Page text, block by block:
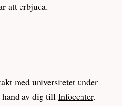
att erbjuda.
med universitetet under
hand av dig till Infocenter.